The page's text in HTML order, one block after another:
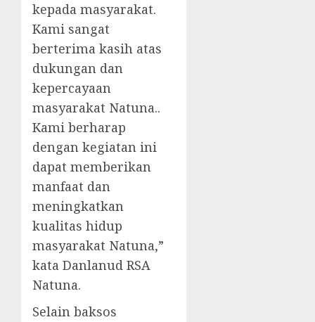
kepada masyarakat.
Kami sangat
berterima kasih atas
dukungan dan
kepercayaan
masyarakat Natuna..
Kami berharap
dengan kegiatan ini
dapat memberikan
manfaat dan
meningkatkan
kualitas hidup
masyarakat Natuna,”
kata Danlanud RSA
Natuna.
Selain baksos